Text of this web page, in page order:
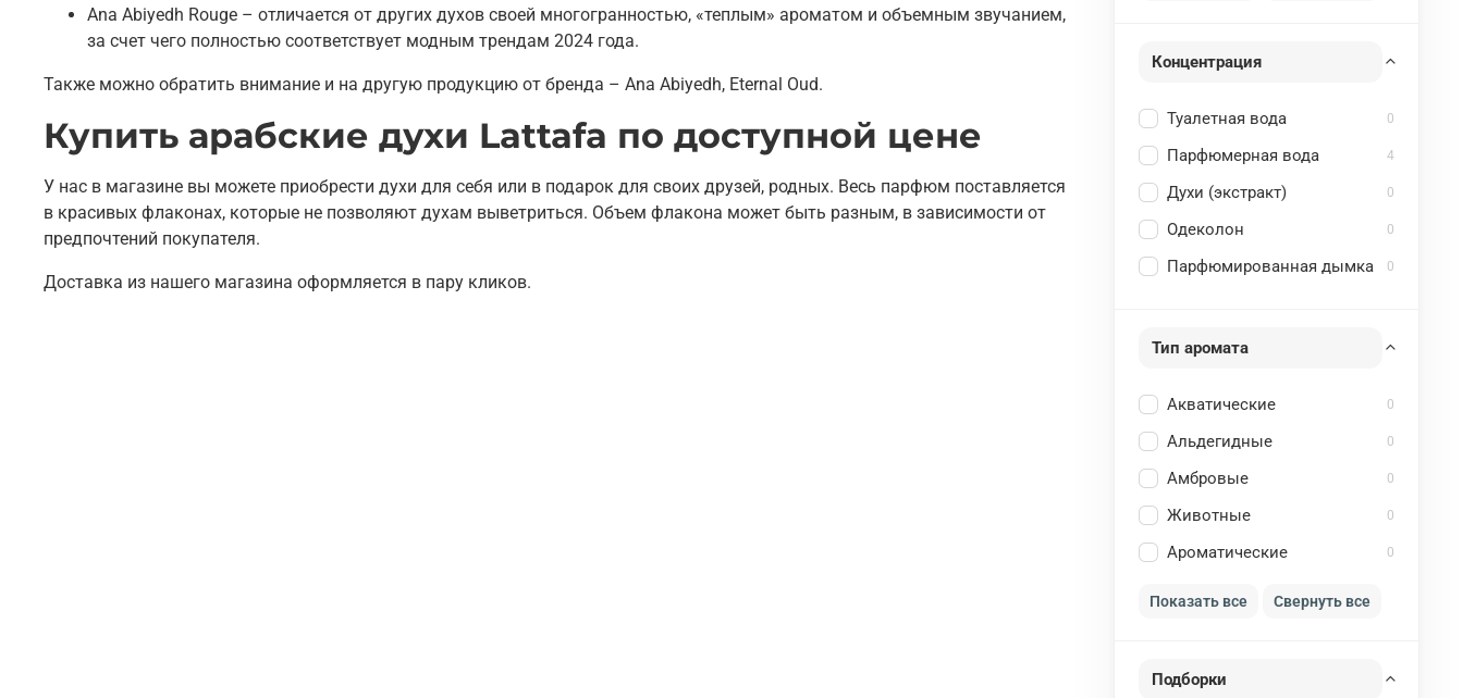
Ana Abiyedh Rouge – отличается от других духов своей многогранностью, «теплым» ароматом и объемным звучанием,
за счет чего полностью соответствует модным трендам 2024 года.
Также можно обратить внимание и на другую продукцию от бренда – Ana Abiyedh, Eternal Oud.
Купить арабские духи Lattafa по доступной цене
У нас в магазине вы можете приобрести духи для себя или в подарок для своих друзей, родных. Весь парфюм поставляется
в красивых флаконах, которые не позволяют духам выветриться. Объем флакона может быть разным, в зависимости от
предпочтений покупателя.
Доставка из нашего магазина оформляется в пару кликов.
Концентрация
Туалетная вода 0
Парфюмерная вода 4
Духи (экстракт) 0
Одеколон 0
Парфюмированная дымка 0
Тип аромата
Акватические 0
Альдегидные 0
Амбровые 0
Животные 0
Ароматические 0
Показать все Свернуть все
Подборки